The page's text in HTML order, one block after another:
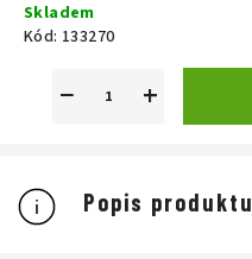
cena:
Skladem
Kód: 133270
+
−
Popis produktu